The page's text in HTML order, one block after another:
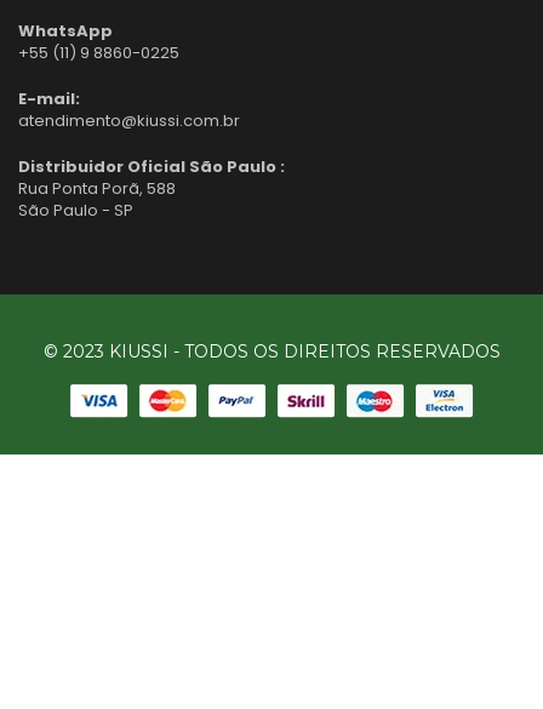
WhatsApp
+55 (11) 9 8860-0225
E-mail:
atendimento@kiussi.com.br
Distribuidor Oficial São Paulo :
Rua Ponta Porã, 588
São Paulo - SP
© 2023 KIUSSI - TODOS OS DIREITOS RESERVADOS